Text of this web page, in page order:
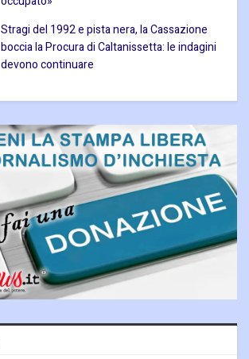
Stragi del 1992 e pista nera, la Cassazione
boccia la Procura di Caltanissetta: le indagini
devono continuare